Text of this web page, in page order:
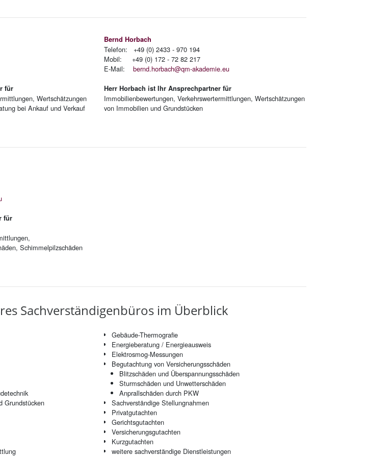
für
Wertschätzungen
bei Ankauf und Verkauf
Bernd Horbach
Telefon: +49 (0) 2433 - 970 194
Mobil: +49 (0) 172 - 72 82 217
E-Mail: bernd.horbach@qm-akademie.eu
Herr Horbach ist Ihr Ansprechpartner für
Immobilienbewertungen, Verkehrswertermittlungen, Wertschätzungen
von Immobilien und Grundstücken
für
Schimmelpilzschäden
Sach­ver­stän­di­gen­bü­ros im Über­blick
Grundstücken
Gebäude-Thermografie
Energieberatung / Energieausweis
Elektrosmog-Messungen
Begutachtung von Versicherungsschäden
Blitzschäden und Überspannungsschäden
Sturmschäden und Unwetterschäden
Anprallschäden durch PKW
Sachverständige Stellungnahmen
Privatgutachten
Gerichtsgutachten
Versicherungsgutachten
Kurzgutachten
weitere sachverständige Dienstleistungen